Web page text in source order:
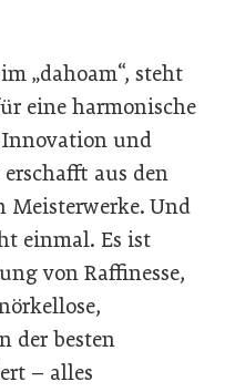
„dahoam“, steht
eine harmonische
und
aus den
Meisterwerke. Und
einmal. Es ist
von Raffinesse,
der besten
– alles